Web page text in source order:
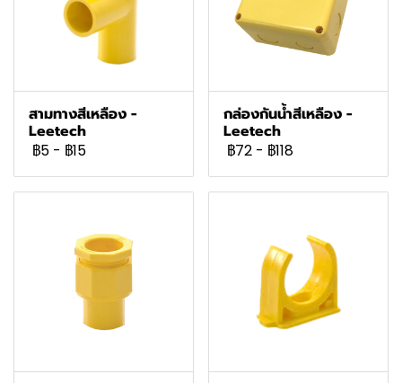
สามทางสีเหลือง -
Leetech
฿5 - ฿15
กล่องกันน้ำสีเหลือง -
Leetech
฿72 - ฿118